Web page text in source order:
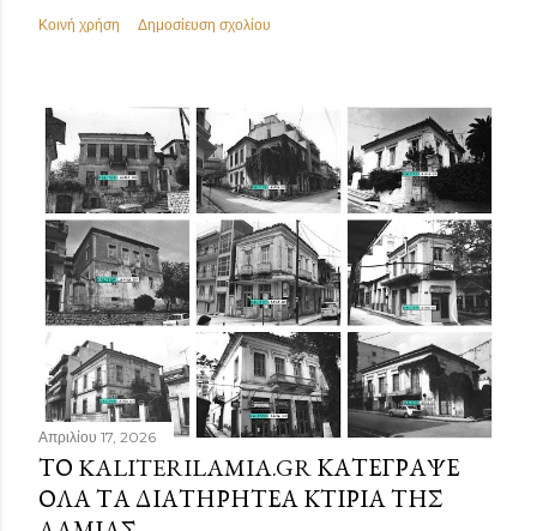
Κοινή χρήση Δημοσίευση σχολίου
Απριλίου 17, 2026
ΤΟ KALITERILAMIA.GR ΚΑΤΈΓΡΑΨΕ
ΌΛΑ ΤΑ ΔΙΑΤΗΡΗΤΈΑ ΚΤΊΡΙΑ ΤΗΣ